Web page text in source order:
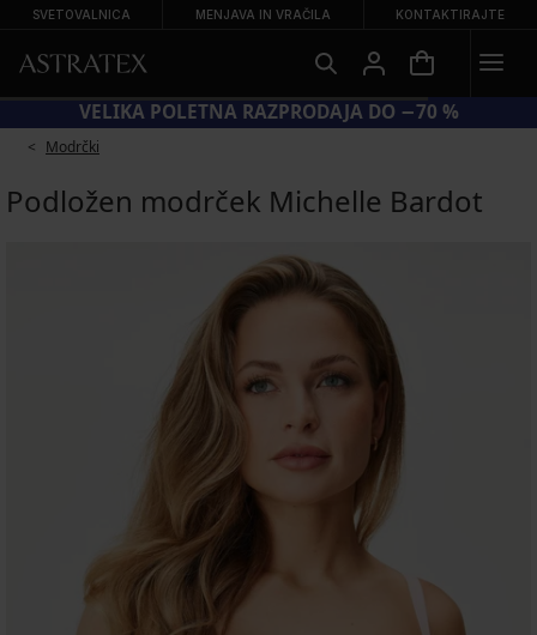
SVETOVALNICA MENJAVA IN VRAČILA KONTAKTIRAJTE
VELIKA POLETNA RAZPRODAJA DO −70 %
Modrčki
Podložen modrček Michelle Bardot